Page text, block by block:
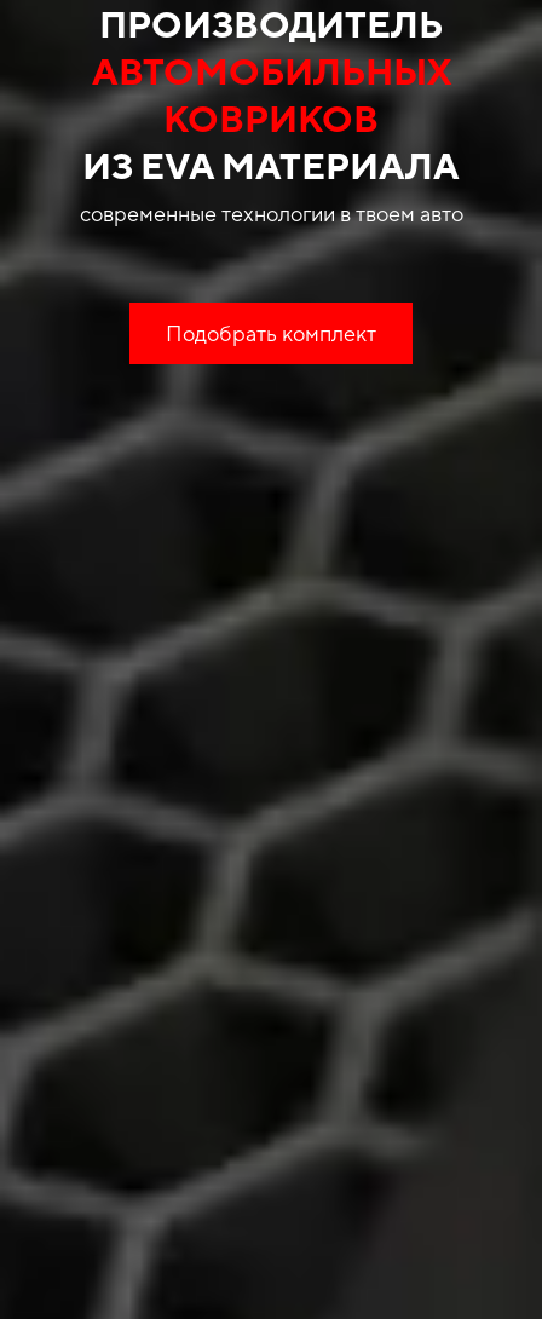
ПРОИЗВОДИТЕЛЬ
АВТОМОБИЛЬНЫХ
КОВРИКОВ
ИЗ EVA МАТЕРИАЛА
современные технологии в твоем авто
Подобрать комплект